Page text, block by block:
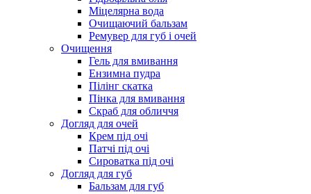
Міцелярна вода
Очищаючий бальзам
Ремувер для губ і очей
Очищення
Гель для вмивання
Ензимна пудра
Пілінг скатка
Пінка для вмивання
Скраб для обличчя
Догляд для очей
Крем під очі
Патчі під очі
Сироватка під очі
Догляд для губ
Бальзам для губ